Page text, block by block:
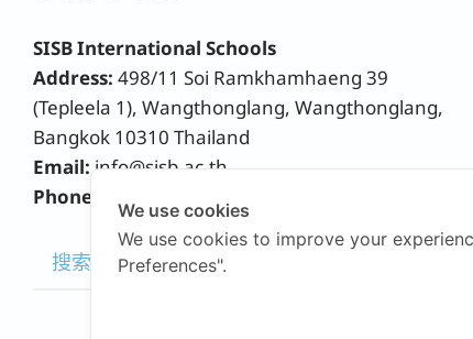
SISB International Schools
Address:498/11 Soi Ramkhamhaeng 39
(Tepleela 1), Wangthonglang, Wangthonglang,
Bangkok 10310 Thailand
Email: info@sisb.ac.th
Phone:
+66 2158 9191
We use cookies
We use cookies to improve your
Preferences".